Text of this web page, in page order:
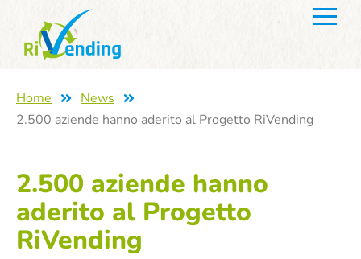
Home
News
2.500 aziende hanno aderito al Progetto RiVending
2.500 aziende hanno
aderito al Progetto
RiVending